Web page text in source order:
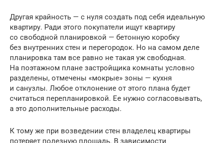
Другая крайность — с нуля создать под себя идеальную
квартиру. Ради этого покупатели ищут квартиру
со свободной планировкой — бетонную коробку
без внутренних стен и перегородок. Но на самом деле
планировка там все равно не такая уж свободная.
На поэтажном плане застройщика комнаты условно
разделены, отмечены «мокрые» зоны — кухня
и санузлы. Любое отклонение от этого плана будет
считаться перепланировкой. Ее нужно согласовывать,
а это дополнительные расходы.
К тому же при возведении стен владелец квартиры
потеряет полезную площадь. В зависимости